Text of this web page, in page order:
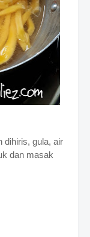
dihiris, gula, air
dan masak